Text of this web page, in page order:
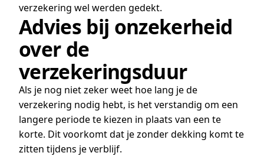
verzekering wel werden gedekt.
Advies bij onzekerheid
over de
verzekeringsduur
Als je nog niet zeker weet hoe lang je de
verzekering nodig hebt, is het verstandig om een
langere periode te kiezen in plaats van een te
korte. Dit voorkomt dat je zonder dekking komt te
zitten tijdens je verblijf.